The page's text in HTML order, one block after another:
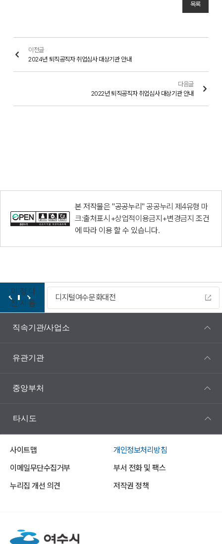
목록
이전글
2024년 퇴직공직자 취업심사 대상기관 안내
다음글
2022년 퇴직공직자 취업심사 대상기관 안내
본 저작물은 "공공누리"공공누리 제4유형 마
크:출처표시+상업적이용금지+변경금지 조건
에 따라 이용 할 수 있습니다.
이
전
정
지
다
음
디지털여수문화대전
직속기관/사업소
유관기관
중앙부처
타시도
사이트맵
개인정보처리방침
이메일무단수집거부
부서 전화 및 팩스
누리집 개선 의견
저작권 정책